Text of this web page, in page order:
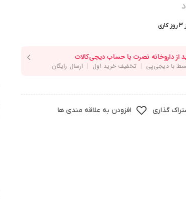
3روز کاری
گذاری افزودن به علاقه مندی ها